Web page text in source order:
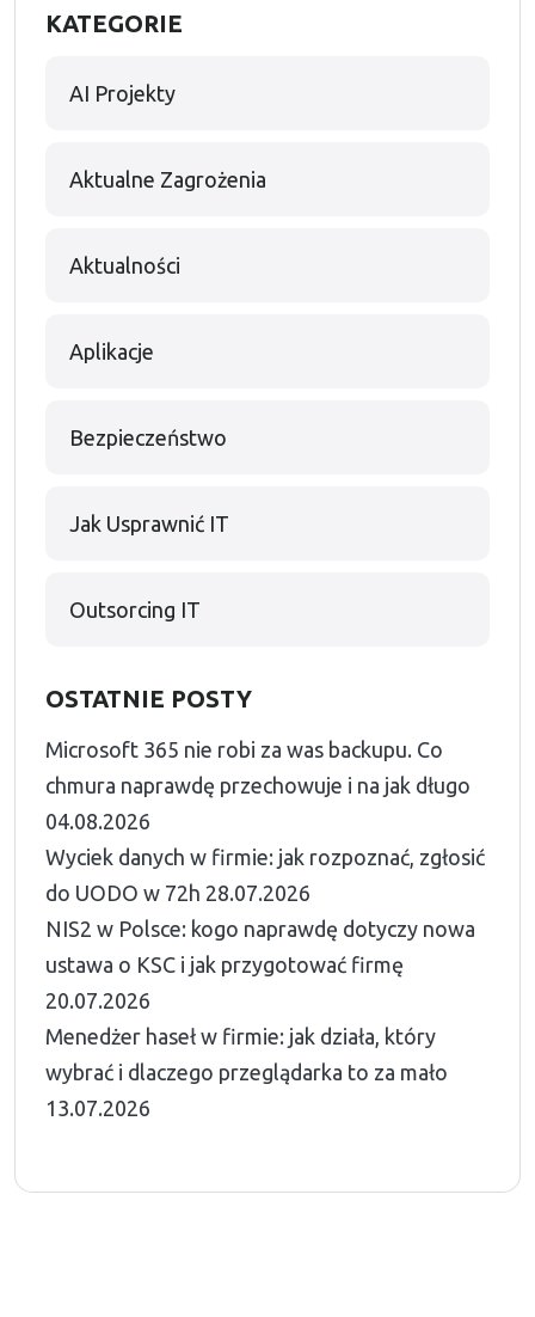
KATEGORIE
AI Projekty
Aktualne Zagrożenia
Aktualności
Aplikacje
Bezpieczeństwo
Jak Usprawnić IT
Outsorcing IT
OSTATNIE POSTY
Microsoft 365 nie robi za was backupu. Co
chmura naprawdę przechowuje i na jak długo
04.08.2026
Wyciek danych w firmie: jak rozpoznać, zgłosić
do UODO w 72h 28.07.2026
NIS2 w Polsce: kogo naprawdę dotyczy nowa
ustawa o KSC i jak przygotować firmę
20.07.2026
Menedżer haseł w firmie: jak działa, który
wybrać i dlaczego przeglądarka to za mało
13.07.2026